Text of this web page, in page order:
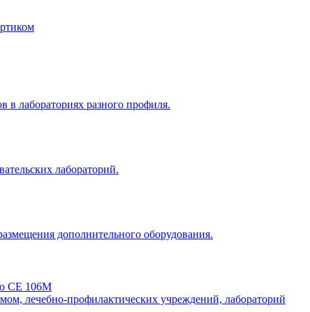
в лабораториях разного профиля.
лабораторий.
дополнительного оборудования.
СЕ 106М
лечебно-профилактических учреждений, лабораторий